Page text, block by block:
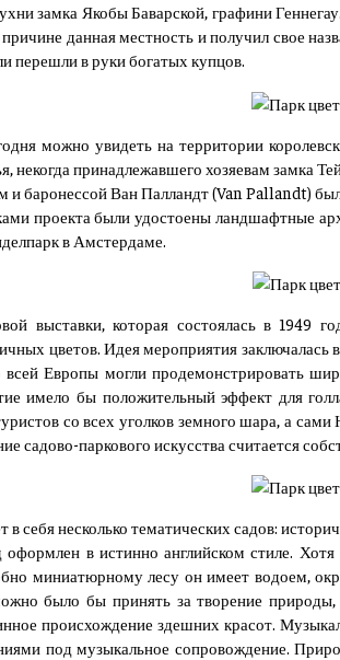
замка Якобы Баварской, графини
данная местность и получил свое
перешли в руки богатых купцов.
можно увидеть на территории
некогда принадлежавшего хозяевам замка
и баронессой Ван Палландт (Van Pallandt)
проекта были удостоены ландшафтные
в Амстердаме.
выставки, которая состоялась в 1949
цветов. Идея мероприятия
Европы могли продемонстрировать
имело бы положительный эффект для
со всех уголков земного шара, а
садово-паркового искусства считается
в себя несколько тематических садов:
оформлен в истинно английском стиле.
миниатюрному лесу он имеет водоем,
было бы принять за творение природы,
происхождение здешних красот.
под музыкальное сопровождение.